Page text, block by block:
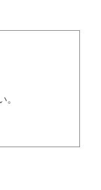
。